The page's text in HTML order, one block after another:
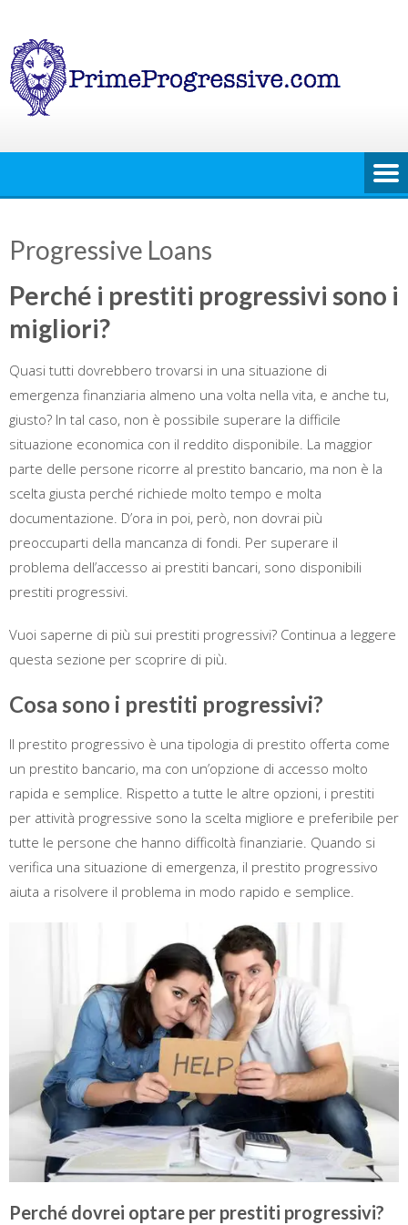
content
Progressive Loans
Perché i prestiti progressivi sono i
migliori?
Quasi tutti dovrebbero trovarsi in una situazione di
emergenza finanziaria almeno una volta nella vita, e anche tu,
giusto? In tal caso, non è possibile superare la difficile
situazione economica con il reddito disponibile. La maggior
parte delle persone ricorre al prestito bancario, ma non è la
scelta giusta perché richiede molto tempo e molta
documentazione. D’ora in poi, però, non dovrai più
preoccuparti della mancanza di fondi. Per superare il
problema dell’accesso ai prestiti bancari, sono disponibili
prestiti progressivi.
Vuoi saperne di più sui prestiti progressivi? Continua a leggere
questa sezione per scoprire di più.
Cosa sono i prestiti progressivi?
Il prestito progressivo è una tipologia di prestito offerta come
un prestito bancario, ma con un’opzione di accesso molto
rapida e semplice. Rispetto a tutte le altre opzioni, i prestiti
per attività progressive sono la scelta migliore e preferibile per
tutte le persone che hanno difficoltà finanziarie. Quando si
verifica una situazione di emergenza, il prestito progressivo
aiuta a risolvere il problema in modo rapido e semplice.
Perché dovrei optare per prestiti progressivi?